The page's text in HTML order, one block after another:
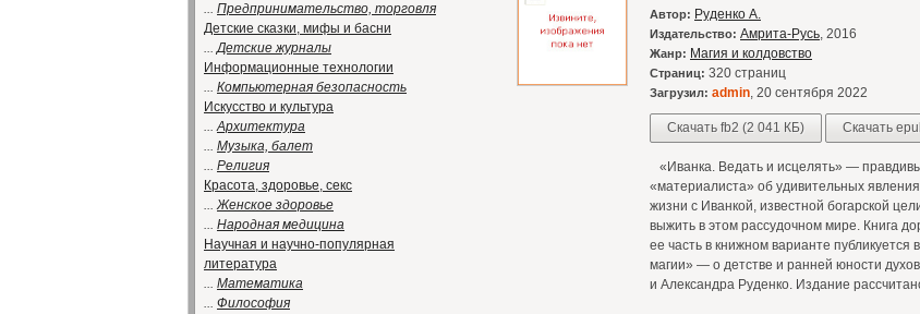
... Предпринимательство, торговля
Детские сказки, мифы и басни
...Детские журналы
Информационные технологии
... Компьютерная безопасность
Искусство и культура
...Архитектура
... Музыка, балет
... Религия
Красота, здоровье, секс
...Женское здоровье
... Народная медицина
Научная и научно-популярная
литература
... Математика
... Философия
Автор: Руденко А.
Издательство: Амрита-Русь, 2016
Жанр: Магия и колдовство
Страниц: 320 страниц
Загрузил: admin, 20 сентября 2022
Скачать fb2 (2 041 КБ) Скачать
«Иванка. Ведать и исцелять» —
«материалиста» об удивительных
жизни с Иванкой, известной богарской
выжить в этом рассудочном мире. Книга
ее часть в книжном варианте публикуется
магии» — о детстве и ранней юности
и Александра Руденко. Издание